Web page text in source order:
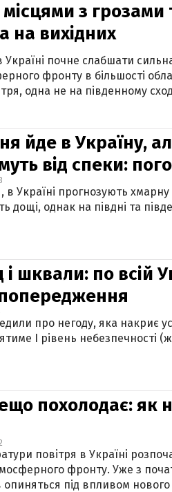
місцями з
на вихідних
почне слабшати
фронту в більшості
одна не на південному
йде в Україну,
від спеки:
в Україні прогнозують
дощі, однак на півдні та
і шквали: по всій
про негоду, яка накриє
І рівень небезпечності
похолодає: як
повітря в Україні
фронту. Уже з
опиняться під впливом